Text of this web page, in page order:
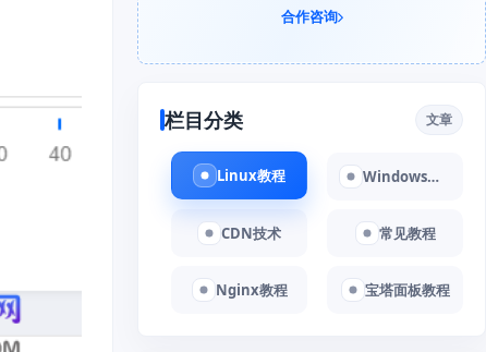
合作咨询
栏目分类 文章
Linux教程 Windows教程
CDN技术 常见教程
Nginx教程 宝塔面板教程